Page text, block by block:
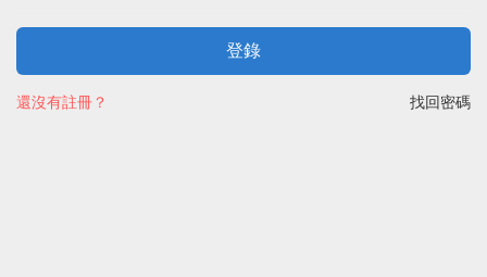
登錄
找回密碼
還沒有註冊？